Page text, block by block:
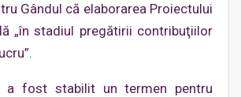
Gândul că elaborarea Proiectului
„în stadiul pregătirii contribuţiilor
a fost stabilit un termen pentru